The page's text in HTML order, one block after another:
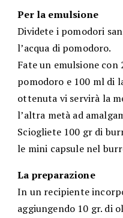
Per la emulsione
Dividete i pomodori
l’acqua di pomodoro.
Fate un emulsione
pomodoro e 100 ml di
ottenuta vi servirà la
l’altra metà ad
Sciogliete 100 gr di
le mini capsule nel
La preparazione
In un recipiente
aggiungendo 10 gr. di